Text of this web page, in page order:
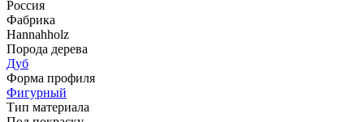
Россия
Фабрика
Hannahholz
Порода дерева
Дуб
Форма профиля
Фигурный
Тип материала